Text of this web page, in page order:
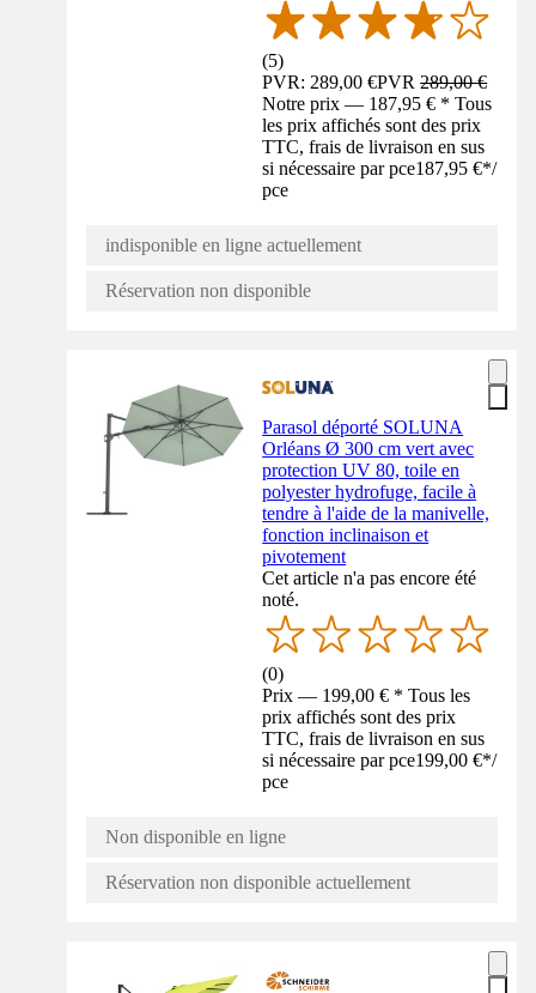
(5)
PVR: 289,00 €PVR289,00 €
Notre prix — 187,95 € * Tous
les prix affichés sont des prix
TTC, frais de livraison en sus
si nécessaire par pce187,95 €*/
pce
indisponible en ligne actuellement
Réservation non disponible
Parasol déporté SOLUNA
Orléans Ø 300 cm vert avec
protection UV 80, toile en
polyester hydrofuge, facile à
tendre à l'aide de la manivelle,
fonction inclinaison et
pivotement
Cet article n'a pas encore été
noté.
(0)
Prix — 199,00 € * Tous les
prix affichés sont des prix
TTC, frais de livraison en sus
si nécessaire par pce199,00 €*/
pce
Non disponible en ligne
Réservation non disponible actuellement